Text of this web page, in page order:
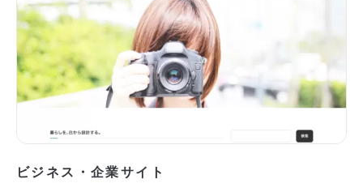
ビジネス・企業サイト